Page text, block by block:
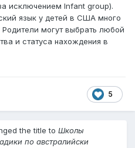
исключением Infant group).
язык у детей в США много
могут выбрать любой
и статуса нахождения в
5
the title to Школы
по австралийски